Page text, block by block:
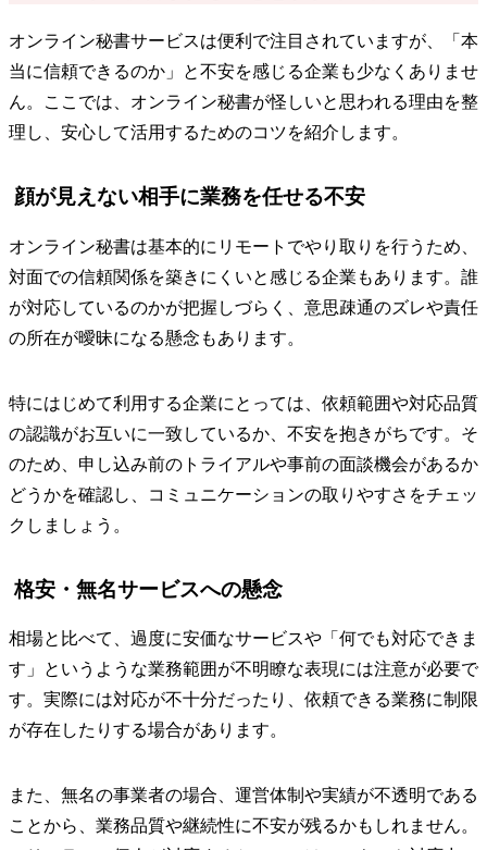
オンライン秘書サービスは便利で注目されていますが、「本
当に信頼できるのか」と不安を感じる企業も少なくありませ
ん。ここでは、オンライン秘書が怪しいと思われる理由を整
理し、安心して活用するためのコツを紹介します。
顔が見えない相手に業務を任せる不安
オンライン秘書は基本的にリモートでやり取りを行うため、
対面での信頼関係を築きにくいと感じる企業もあります。誰
が対応しているのかが把握しづらく、意思疎通のズレや責任
の所在が曖昧になる懸念もあります。
特にはじめて利用する企業にとっては、依頼範囲や対応品質
の認識がお互いに一致しているか、不安を抱きがちです。そ
のため、申し込み前のトライアルや事前の面談機会があるか
どうかを確認し、コミュニケーションの取りやすさをチェッ
クしましょう。
格安・無名サービスへの懸念
相場と比べて、過度に安価なサービスや「何でも対応できま
す」というような業務範囲が不明瞭な表現には注意が必要で
す。実際には対応が不十分だったり、依頼できる業務に制限
が存在したりする場合があります。
また、無名の事業者の場合、運営体制や実績が不透明である
ことから、業務品質や継続性に不安が残るかもしれません。